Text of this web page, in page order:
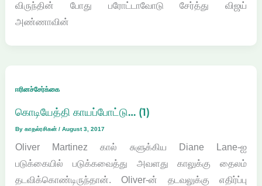
விருந்தின் போது பரோட்டாவோடு சேர்த்து விஜய்
அண்ணாவின்
ஈரினச்சேர்க்கை
கொடியேத்தி காயப்போட்டு… (1)
Byகாதல்ரசிகன்/August 3, 2017
Oliver Martinez கால் சுளுக்கிய Diane Lane-ஐ
படுக்கையில் படுக்கவைத்து அவளது காலுக்கு தைலம்
தடவிக்கொண்டிருந்தான். Oliver-ன் தடவலுக்கு எதிர்ப்பு